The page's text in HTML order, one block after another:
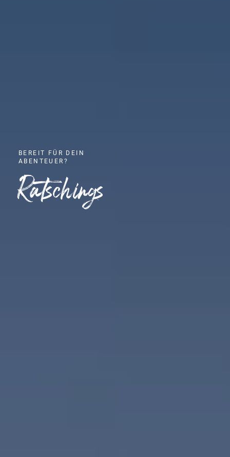
BEREIT FÜR DEIN
ABENTEUER?
Ratschings